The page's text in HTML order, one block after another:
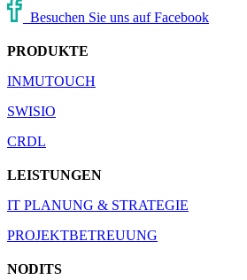
Besuchen Sie uns auf Facebook
PRODUKTE
INMUTOUCH
SWISIO
CRDL
LEISTUNGEN
IT PLANUNG & STRATEGIE
PROJEKTBETREUUNG
NODITS